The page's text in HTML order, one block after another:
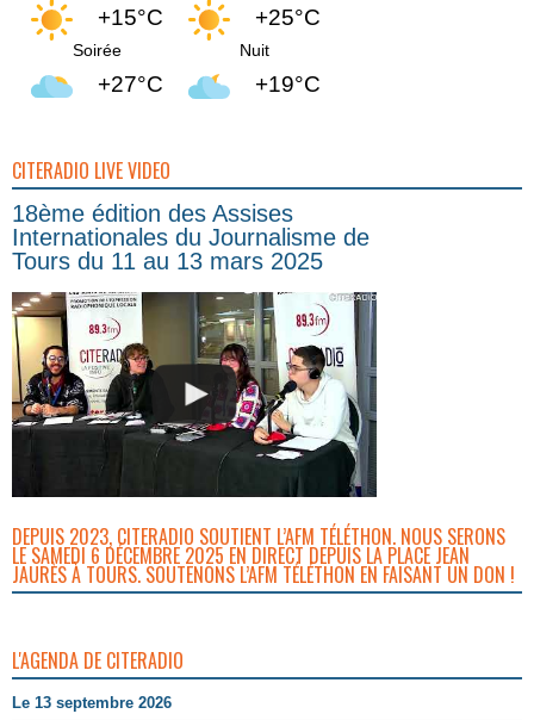
+15°C +25°C
Soirée
+27°C
Nuit
+19°C
CITERADIO LIVE VIDEO
18ème édition des Assises
Internationales du Journalisme de
Tours du 11 au 13 mars 2025
DEPUIS 2023, CITERADIO SOUTIENT L’AFM TÉLÉTHON. NOUS SERONS
LE SAMEDI 6 DÉCEMBRE 2025 EN DIRECT DEPUIS LA PLACE JEAN
JAURÈS À TOURS. SOUTENONS L’AFM TÉLÉTHON EN FAISANT UN DON !
L'AGENDA DE CITERADIO
Le 13 septembre 2026